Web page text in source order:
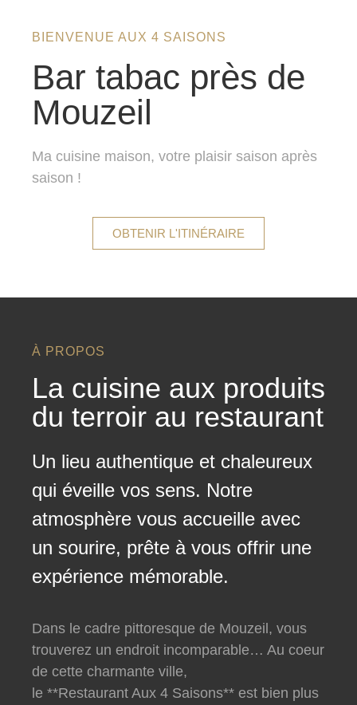
BIENVENUE AUX 4 SAISONS
Bar tabac près de
Mouzeil
Ma cuisine maison, votre plaisir saison après
saison !
OBTENIR L'ITINÉRAIRE
À PROPOS
La cuisine aux produits
du terroir au restaurant
Un lieu authentique et chaleureux
qui éveille vos sens. Notre
atmosphère vous accueille avec
un sourire, prête à vous offrir une
expérience mémorable.
Dans le cadre pittoresque de Mouzeil, vous
trouverez un endroit incomparable… Au coeur
de cette charmante ville,
le **Restaurant Aux 4 Saisons** est bien plus